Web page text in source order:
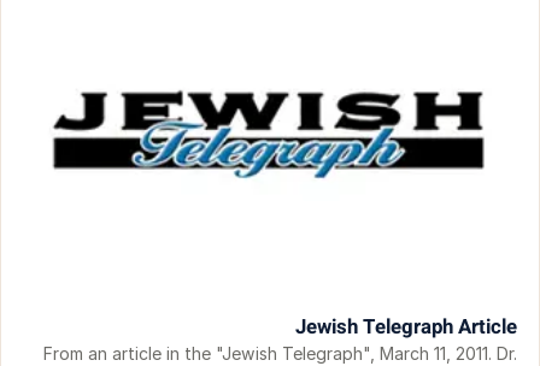
Jewish Telegraph Article
From an article in the "Jewish Telegraph", March 11, 2011. Dr.